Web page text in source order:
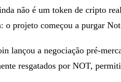
não é um token de cripto
o projeto começou a purgar
lançou a negociação pré-
resgatados por NOT,